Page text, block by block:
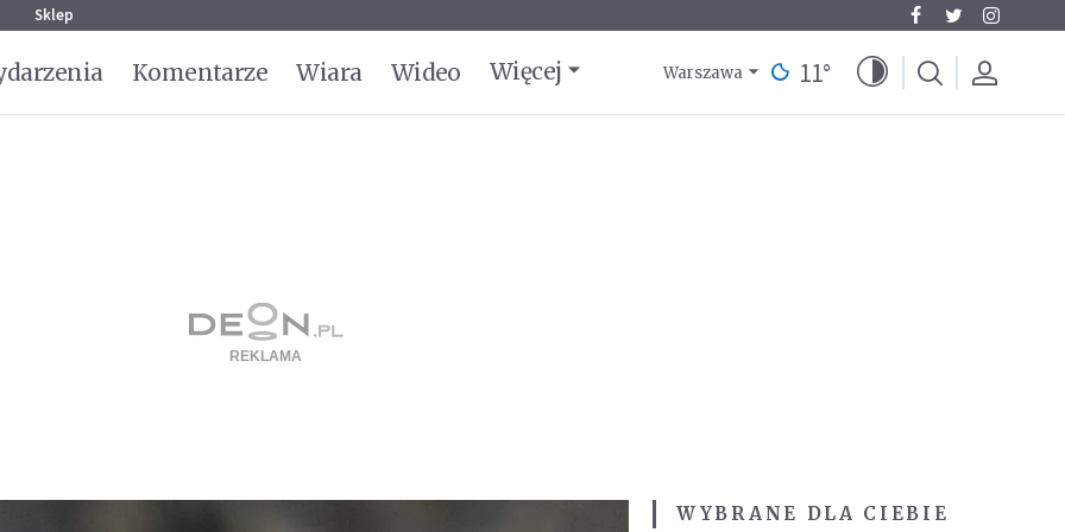
Sklep
Komentarze Wiara Wideo Więcej Warszawa 11°
WYBRANE DLA CIEBIE